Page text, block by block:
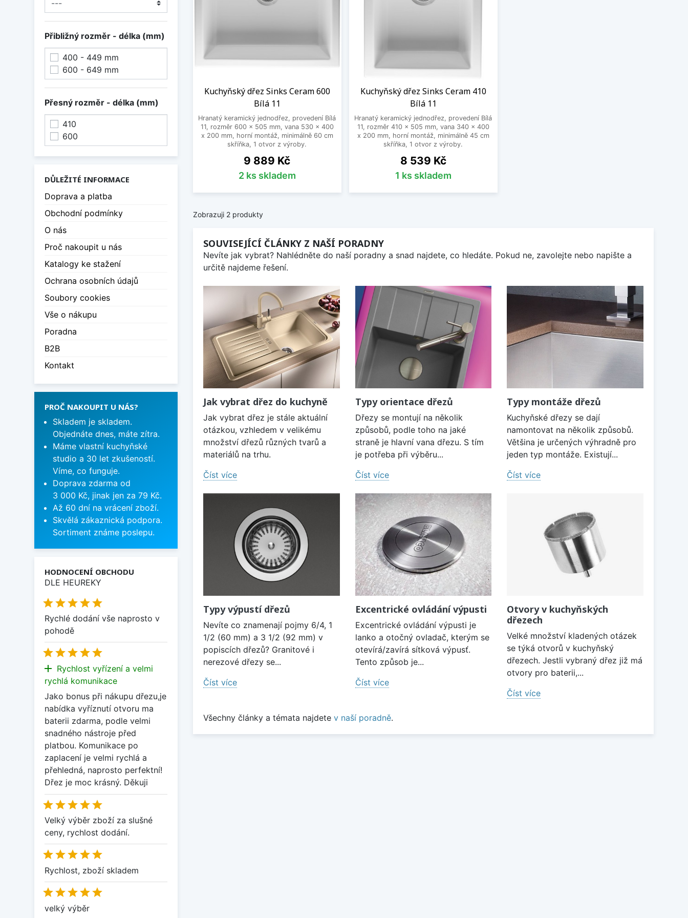
Přibližný rozměr - délka (mm)
400 - 449 mm
600 - 649 mm
Přesný rozměr - délka (mm)
410
600
DŮLEŽITÉ INFORMACE
Doprava a platba
Obchodní podmínky
O nás
Proč nakoupit u nás
Katalogy ke stažení
Ochrana osobních údajů
Soubory cookies
Vše o nákupu
Poradna
B2B
Kontakt
PROČ NAKOUPIT U NÁS?
Skladem je skladem.
Objednáte dnes, máte zítra.
Máme vlastní kuchyňské
studio a 30 let zkušeností.
Víme, co funguje.
Doprava zdarma od
3 000 Kč, jinak jen za 79 Kč.
Až 60 dní na vrácení zboží.
Skvělá zákaznická podpora.
Sortiment známe poslepu.
HODNOCENÍ OBCHODU
DLE HEUREKY

Rychlé dodání vše naprosto v
pohodě

add Rychlost vyřízení a velmi
rychlá komunikace
Jako bonus při nákupu dřezu,je
nabídka vyříznutí otvoru ma
baterii zdarma, podle velmi
snadného nástroje před
platbou. Komunikace po
zaplacení je velmi rychlá a
přehledná, naprosto perfektní!
Dřez je moc krásný. Děkuji

Velký výběr zboží za slušné
ceny, rychlost dodání.

Rychlost, zboží skladem

velký výběr
Kuchyňský dřez Sinks Ceram 600
Bílá 11
Hranatý keramický jednodřez, provedení Bílá
11, rozměr 600 x 505 mm, vana 530 x 400
x 200 mm, horní montáž, minimálně 60 cm
skříňka, 1 otvor z výroby.
Cena
9 889 Kč
2 ks skladem
Kuchyňský dřez Sinks Ceram 410
Bílá 11
Hranatý keramický jednodřez, provedení Bílá
11, rozměr 410 x 505 mm, vana 340 x 400
x 200 mm, horní montáž, minimálně 45 cm
skříňka, 1 otvor z výroby.
Cena
8 539 Kč
1 ks skladem
Zobrazuji 2 produkty
SOUVISEJÍCÍ ČLÁNKY Z NAŠÍ PORADNY
Nevíte jak vybrat? Nahlédněte do naší poradny a snad najdete, co hledáte. Pokud ne, zavolejte nebo napište a
určitě najdeme řešení.
Jak vybrat dřez do kuchyně
Jak vybrat dřez je stále aktuální
otázkou, vzhledem v velikému
množství dřezů různých tvarů a
materiálů na trhu.
Číst více
Typy orientace dřezů
Dřezy se montují na několik
způsobů, podle toho na jaké
straně je hlavní vana dřezu. S tím
je potřeba při výběru...
Číst více
Typy montáže dřezů
Kuchyňské dřezy se dají
namontovat na několik způsobů.
Většina je určených výhradně pro
jeden typ montáže. Existují...
Číst více
Typy výpustí dřezů
Nevíte co znamenají pojmy 6/4, 1
1/2 (60 mm) a 3 1/2 (92 mm) v
popiscích dřezů? Granitové i
nerezové dřezy se...
Číst více
Excentrické ovládání výpusti
Excentrické ovládání výpusti je
lanko a otočný ovladač, kterým se
otevírá/zavírá sítková výpusť.
Tento způsob je...
Číst více
Otvory v kuchyňských
dřezech
Velké množství kladených otázek
se týká otvorů v kuchyňský
dřezech. Jestli vybraný dřez již má
otvory pro baterii,...
Číst více
Všechny články a témata najdete v naší poradně.